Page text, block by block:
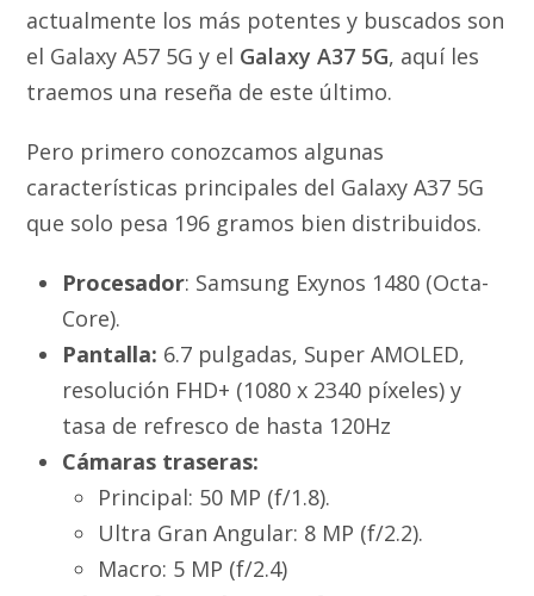
actualmente los más potentes y buscados son
el Galaxy A57 5G y el Galaxy A37 5G, aquí les
traemos una reseña de este último.
Pero primero conozcamos algunas
características principales del Galaxy A37 5G
que solo pesa 196 gramos bien distribuidos.
Procesador: Samsung Exynos 1480 (Octa-
Core).
Pantalla: 6.7 pulgadas, Super AMOLED,
resolución FHD+ (1080 x 2340 píxeles) y
tasa de refresco de hasta 120Hz
Cámaras traseras:
Principal: 50 MP (f/1.8).
Ultra Gran Angular: 8 MP (f/2.2).
Macro: 5 MP (f/2.4)